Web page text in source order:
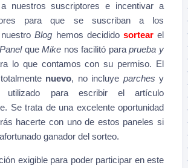
nuestros suscriptores e incentivar a
para que se suscriban a los
nuestroBlog hemos decidido sortearel
queMike nos facilitó paraprueba y
lo que contamos con su permiso. El
nuevo, no incluye parches y
para escribir el artículo
Se trata de una excelente oportunidad
hacerte con uno de estos paneles si
ganador del sorteo.
exigible para poder participar en este